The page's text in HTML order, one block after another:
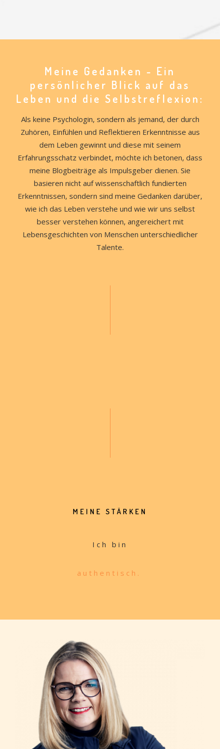
Meine Gedanken - Ein
persönlicher Blick auf das
Leben und die Selbstreflexion:
Als keine Psychologin, sondern als jemand, der durch
Zuhören, Einfühlen und Reflektieren Erkenntnisse aus
dem Leben gewinnt und diese mit seinem
Erfahrungsschatz verbindet, möchte ich betonen, dass
meine Blogbeiträge als Impulsgeber dienen. Sie
basieren nicht auf wissenschaftlich fundierten
Erkenntnissen, sondern sind meine Gedanken darüber,
wie ich das Leben verstehe und wie wir uns selbst
besser verstehen können, angereichert mit
Lebensgeschichten von Menschen unterschiedlicher
Talente.
MEINE STÄRKEN
Ich bin
authen